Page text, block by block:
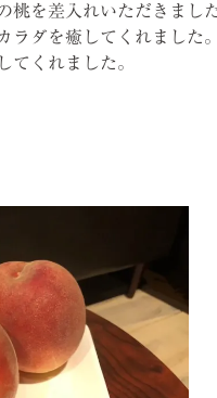
桃を差入れいただきまし
ラダを癒してくれました
てくれました。